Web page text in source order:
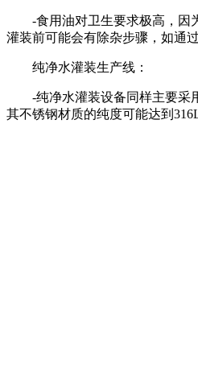
-食用油对卫生要求极高，因为
灌装前可能会有除杂步骤，如通
纯净水灌装生产线：
-纯净水灌装设备同样主要采用
其不锈钢材质的纯度可能达到